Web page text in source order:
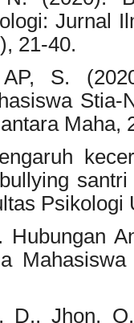
Jurnal
21-40.
S.
Maha,
Hubungan
D., Jhon,